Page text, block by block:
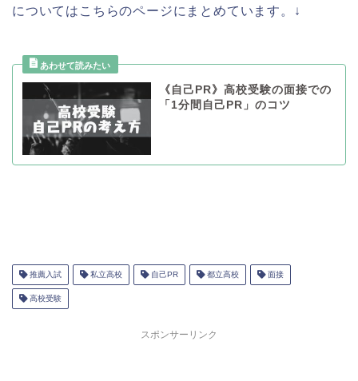
についてはこちらのページにまとめています。↓
《自己PR》高校受験の面接での
「1分間自己PR」のコツ
推薦入試 私立高校 自己PR 都立高校 面接
高校受験
スポンサーリンク